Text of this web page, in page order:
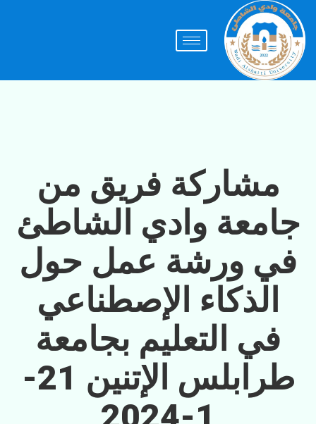
مشاركة فريق من
جامعة وادي الشاطئ
في ورشة عمل حول
الذكاء الإصطناعي
في التعليم بجامعة
طرابلس الإتنين 21-